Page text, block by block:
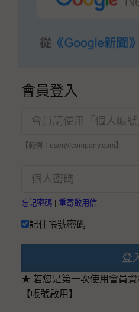
會員登入
【範例：user@company.com】
忘記密碼 重寄啟用信
記住帳號密碼
登
★ 若您是第一次使用會員資
【帳號啟用】